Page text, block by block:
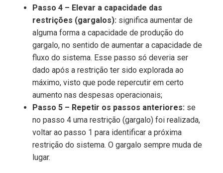
Passo 4 – Elevar a capacidade das
restrições (gargalos): significa aumentar de
alguma forma a capacidade de produção do
gargalo, no sentido de aumentar a capacidade de
fluxo do sistema. Esse passo só deveria ser
dado após a restrição ter sido explorada ao
máximo, visto que pode repercutir em certo
aumento nas despesas operacionais;
Passo 5 – Repetir os passos anteriores: se
no passo 4 uma restrição (gargalo) foi realizada,
voltar ao passo 1 para identificar a próxima
restrição do sistema. O gargalo sempre muda de
lugar.